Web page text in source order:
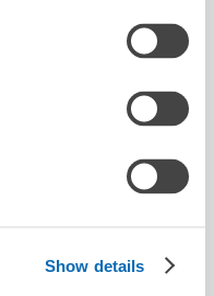
Show details